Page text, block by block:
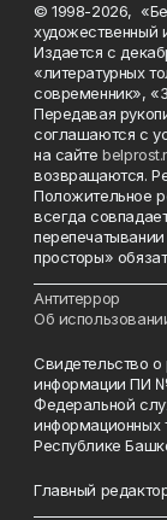
© 1998-2026,
художественный
Издается с
«литературных
современник»,
Передавая
соглашаются с
на сайте
возвращаются.
Положительное
всегда
просторы»
Антитеррор
Об
Свидетельство
информации ПИ
Федеральной
информационных
Республике
Главный